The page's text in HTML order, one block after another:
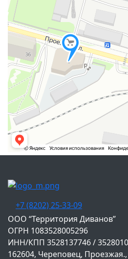
+7 (8202) 25-33-09
‌ООО “Территория Диванов”
ОГРН 1083528005296
ИНН/КПП 3528137746 /
162604, Череповец, Проезжая.,